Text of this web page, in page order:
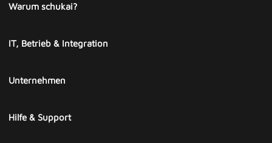
Warum schukai?
IT, Betrieb & Integration
Unternehmen
Hilfe & Support